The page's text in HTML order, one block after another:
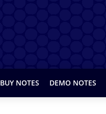
BUY NOTES DEMO NOTES